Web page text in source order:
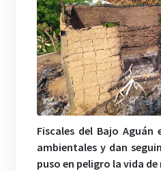
Fiscales del Bajo Aguán
ambientales y dan
puso en peligro la vida